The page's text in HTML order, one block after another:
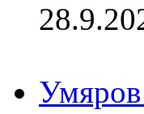
Умяров